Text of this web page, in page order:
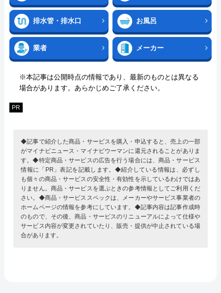
排水管・排水口 お風呂
業者 メーカー
※本記事は公開時点の情報であり、最新のものとは異なる
場合があります。あらかじめご了承ください。
PR
◆記事で紹介した商品・サービスを購入・申込すると、売上の一部
がマイナビニュース・マイナビウーマンに還元されることがありま
す。◆特定商品・サービスの広告を行う場合には、商品・サービス
情報に「PR」表記を記載します。◆紹介している情報は、必ずし
も個々の商品・サービスの安全性・有効性を示しているわけではあ
りません。商品・サービスを選ぶときの参考情報としてご利用くだ
さい。◆商品・サービススペックは、メーカーやサービス事業者の
ホームページの情報を参考にしています。◆記事内容は記事作成時
のもので、その後、商品・サービスのリニューアルによって仕様や
サービス内容が変更されていたり、販売・提供が中止されている場
合があります。